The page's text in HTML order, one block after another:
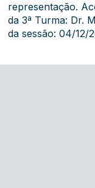
representação.
da 3ª Turma: Dr.
da sessão: 04/12/